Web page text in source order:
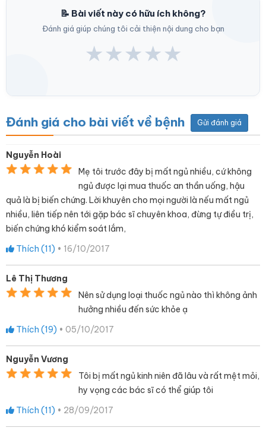
📝 Bài viết này có hữu ích không?
Đánh giá giúp chúng tôi cải thiện nội dung cho bạn
★★★★★
Đánh giá cho bài viết về bệnh Gửi đánh giá
Nguyễn Hoài
Mẹ tôi trước đây bị mất ngủ nhiều, cứ không
ngủ được lại mua thuốc an thần uống, hậu
quả là bị biến chứng. Lời khuyên cho mọi người là nếu mất ngủ
nhiều, liên tiếp nên tới gặp bác sĩ chuyên khoa, đừng tự điều trị,
biến chứng khó kiểm soát lắm,
Thích (11) • 16/10/2017
Lê Thị Thương
Nên sử dụng loại thuốc ngủ nào thì không ảnh
hưởng nhiều đến sức khỏe ạ
Thích (19) • 05/10/2017
Nguyễn Vương
Tôi bị mất ngủ kinh niên đã lâu và rất mệt mỏi,
hy vọng các bác sĩ có thể giúp tôi
Thích (11) • 28/09/2017